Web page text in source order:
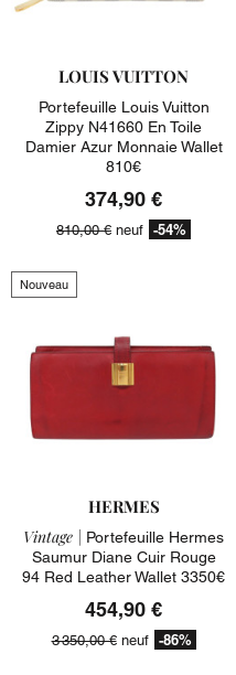
LOUIS VUITTON
Portefeuille Louis Vuitton
Zippy N41660 En Toile
Damier Azur Monnaie Wallet
810€
374,90 €
810,00 € neuf -54%
Nouveau
HERMES
Vintage | Portefeuille Hermes
Saumur Diane Cuir Rouge
94 Red Leather Wallet 3350€
454,90 €
3 350,00 €neuf -86%